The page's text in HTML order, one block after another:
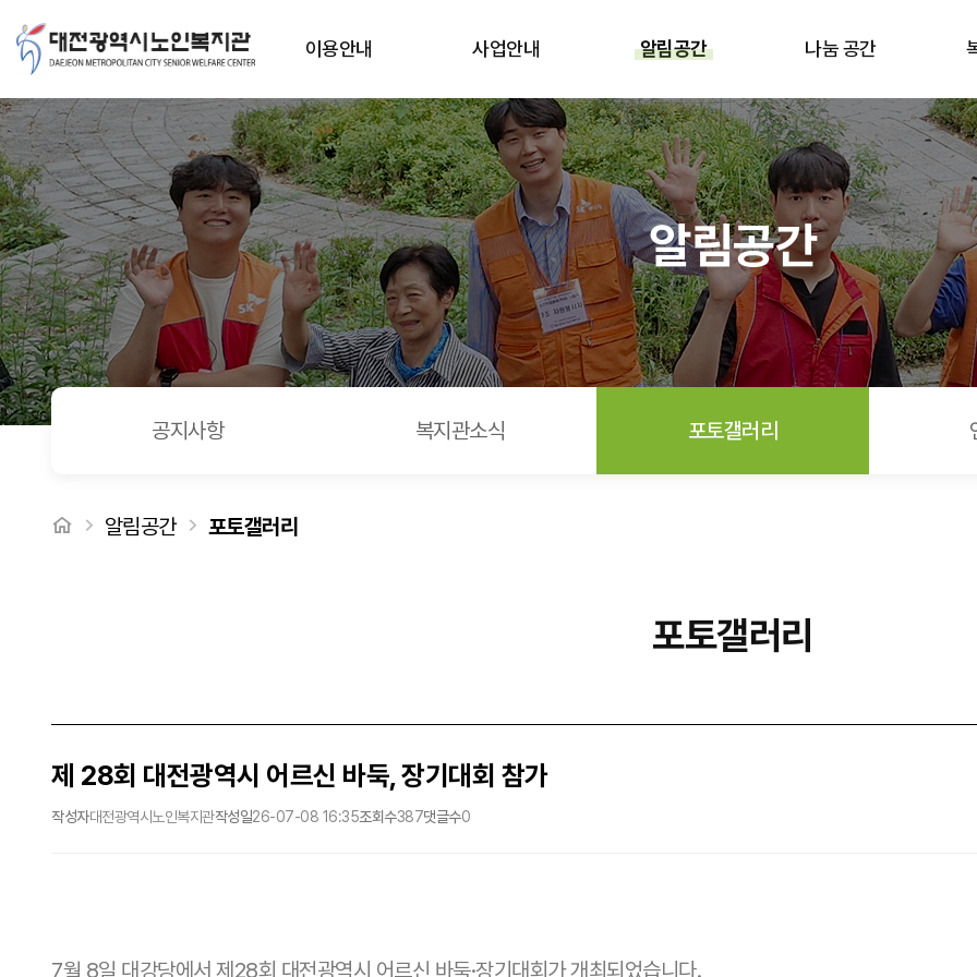
제 28회 대전광역시 어르신 바둑, 장기대회 참가 > 포토갤러리
이용안내 사업안내 알림공간 나눔 공간
알림공간
공지사항 복지관소식 포토갤러리
처음으로
알림공간 포토갤러리
포토갤러리
제 28회 대전광역시 어르신 바둑, 장기대회 참가
작성자대전광역시노인복지관작성일26-07-08 16:35조회수387댓글수0
7월 8일 대강당에서 제28회 대전광역시 어르신 바둑·장기대회가 개최되었습니다.